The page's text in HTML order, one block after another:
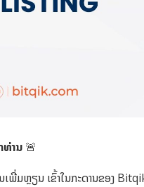
ທ່ານ 🚨
ພີ່ມຫຼຽນ ເຂົ້າໃນກະດານຂອງ